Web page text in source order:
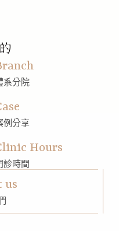
系分院
例分享
Hours
診時間
us